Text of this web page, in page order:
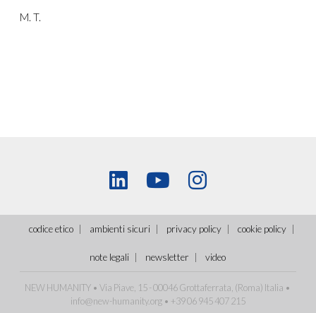
M. T.
codice etico ambienti sicuri privacy policy cookie policy
note legali newsletter video
NEW HUMANITY • Via Piave, 15 - 00046 Grottaferrata, (Roma) Italia •
info@new-humanity.org• +39 06 945 407 215